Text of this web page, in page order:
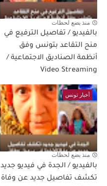
منذ بضع لحظات
بالفيديو / تفاصيل الترفيع في
منح التقاعد بتونس وفق
أنظمة الصناديق الاجتماعية /
Video Streaming
أخبار تونس
منذ بضع لحظات
بالفيديو / الجدة في فيديو جديد
تكشف تفاصيل جديد عن وفاة